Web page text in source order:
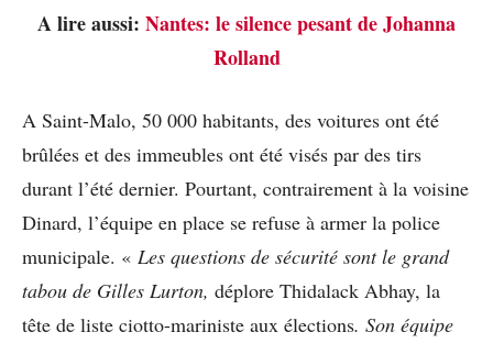
A lire aussi: Nantes: le silence pesant de Johanna
Rolland
A Saint-Malo, 50 000 habitants, des voitures ont été
brûlées et des immeubles ont été visés par des tirs
durant l’été dernier. Pourtant, contrairement à la voisine
Dinard, l’équipe en place se refuse à armer la police
municipale. « Les questions de sécurité sont le grand
tabou de Gilles Lurton, déplore Thidalack Abhay, la
tête de liste ciotto-mariniste aux élections. Son équipe